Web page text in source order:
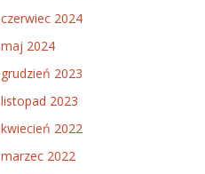
czerwiec 2024
maj 2024
grudzień 2023
listopad 2023
kwiecień 2022
marzec 2022